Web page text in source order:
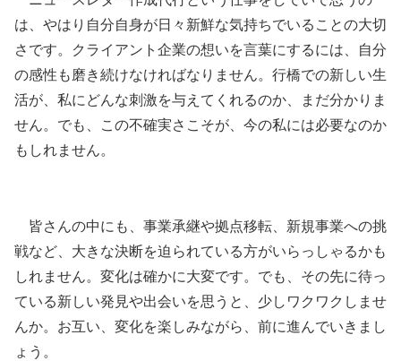
は、やはり自分自身が日々新鮮な気持ちでいることの大切
さです。クライアント企業の想いを言葉にするには、自分
の感性も磨き続けなければなりません。行橋での新しい生
活が、私にどんな刺激を与えてくれるのか、まだ分かりま
せん。でも、この不確実さこそが、今の私には必要なのか
もしれません。
皆さんの中にも、事業承継や拠点移転、新規事業への挑
戦など、大きな決断を迫られている方がいらっしゃるかも
しれません。変化は確かに大変です。でも、その先に待っ
ている新しい発見や出会いを思うと、少しワクワクしませ
んか。お互い、変化を楽しみながら、前に進んでいきまし
ょう。